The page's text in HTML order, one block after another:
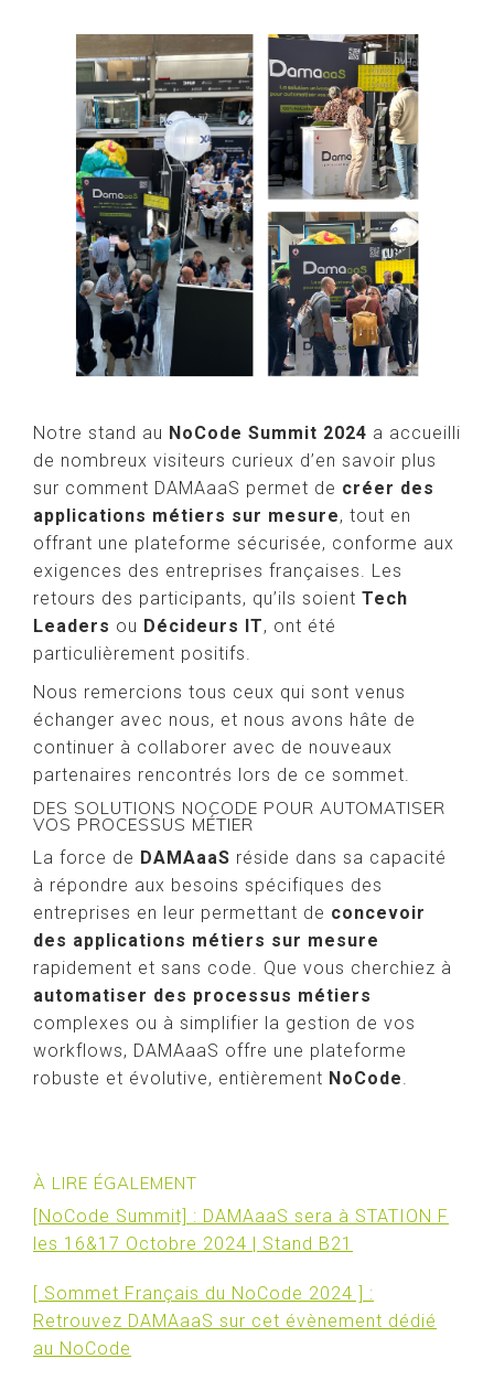
Notre stand au NoCode Summit 2024 a accueilli
de nombreux visiteurs curieux d’en savoir plus
sur comment DAMAaaS permet de créer des
applications métiers sur mesure, tout en
offrant une plateforme sécurisée, conforme aux
exigences des entreprises françaises. Les
retours des participants, qu’ils soient Tech
Leaders ou Décideurs IT, ont été
particulièrement positifs.
Nous remercions tous ceux qui sont venus
échanger avec nous, et nous avons hâte de
continuer à collaborer avec de nouveaux
partenaires rencontrés lors de ce sommet.
DES SOLUTIONS NOCODE POUR AUTOMATISER
VOS PROCESSUS MÉTIER
La force de DAMAaaS réside dans sa capacité
à répondre aux besoins spécifiques des
entreprises en leur permettant de concevoir
des applications métiers sur mesure
rapidement et sans code. Que vous cherchiez à
automatiser des processus métiers
complexes ou à simplifier la gestion de vos
workflows, DAMAaaS offre une plateforme
robuste et évolutive, entièrement NoCode.
À LIRE ÉGALEMENT
[NoCode Summit] : DAMAaaS sera à STATION F
les 16&17 Octobre 2024 | Stand B21
[ Sommet Français du NoCode 2024 ] :
Retrouvez DAMAaaS sur cet évènement dédié
au NoCode